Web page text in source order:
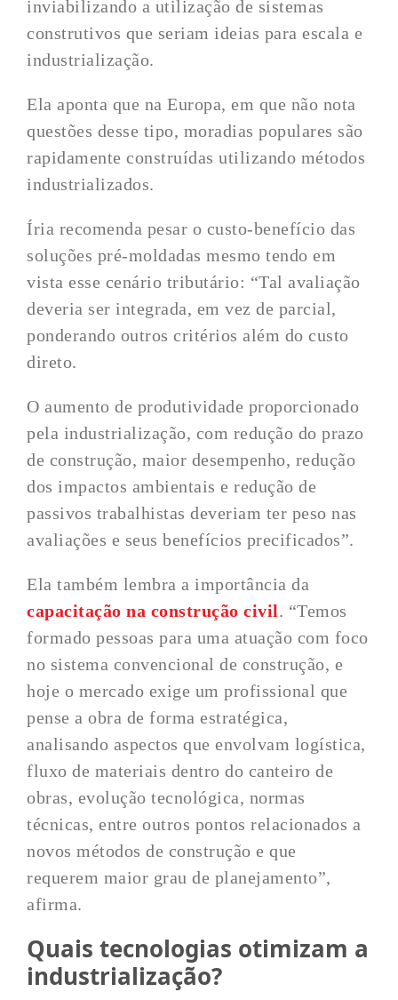
inviabilizando a utilização de sistemas
construtivos que seriam ideias para escala e
industrialização.
Ela aponta que na Europa, em que não nota
questões desse tipo, moradias populares são
rapidamente construídas utilizando métodos
industrializados.
Íria recomenda pesar o custo-benefício das
soluções pré-moldadas mesmo tendo em
vista esse cenário tributário: “Tal avaliação
deveria ser integrada, em vez de parcial,
ponderando outros critérios além do custo
direto.
O aumento de produtividade proporcionado
pela industrialização, com redução do prazo
de construção, maior desempenho, redução
dos impactos ambientais e redução de
passivos trabalhistas deveriam ter peso nas
avaliações e seus benefícios precificados”.
Ela também lembra a importância da
capacitação na construção civil. “Temos
formado pessoas para uma atuação com foco
no sistema convencional de construção, e
hoje o mercado exige um profissional que
pense a obra de forma estratégica,
analisando aspectos que envolvam logística,
fluxo de materiais dentro do canteiro de
obras, evolução tecnológica, normas
técnicas, entre outros pontos relacionados a
novos métodos de construção e que
requerem maior grau de planejamento”,
afirma.
Quais tecnologias otimizam a
industrialização?